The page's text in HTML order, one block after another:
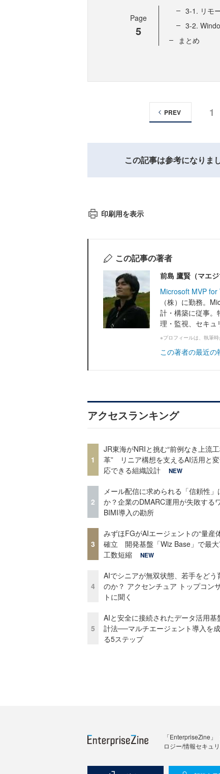
Page
5
3-1. リモ
3-2.
まとめ
1
PREV
この記事は参考になりま
印刷用を表示
この記事の著者
前島 鷹賢（マエジ
Microsoft MVP
（株）に勤務。
計・構築に従事。
理・監視、セキュ
※プロフィールは、執筆
この著者の最近の
アクセスランキング
1
JR東海がNRIと挑む“前例なき上流
革” リニア構想を支えるAI活用と
応できる組織設計
NEW
2
メール配信に求められる「信頼性」
か？企業のDMARC運用が失敗する
BIMI導入の勘所
3
みずほFGがAIエージェントの“量産
確立 開発基盤「Wiz Base」で最
工数短縮
NEW
4
AIでシニアが無双状態、若手をどう
のか？ アクセンチュア トップコン
トに聞く
5
AIと安全に接続されたデータ活用基
計法──マルチエージェント導入を
る5ステップ
「EnterpriseZine
ロジー/情報セキュ